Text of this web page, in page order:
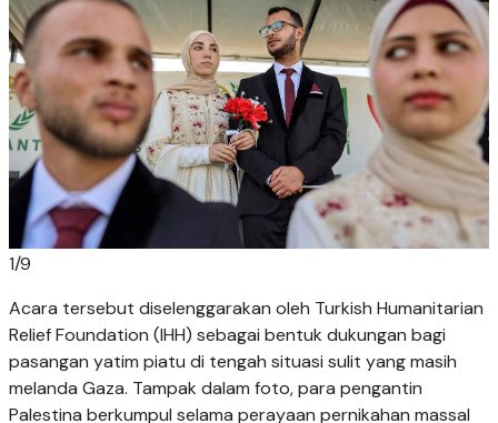
1/9
Acara tersebut diselenggarakan oleh Turkish Humanitarian
Relief Foundation (IHH) sebagai bentuk dukungan bagi
pasangan yatim piatu di tengah situasi sulit yang masih
melanda Gaza. Tampak dalam foto, para pengantin
Palestina berkumpul selama perayaan pernikahan massal